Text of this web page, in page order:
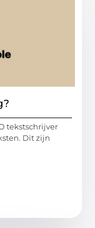
tekstschrijver
Dit zijn